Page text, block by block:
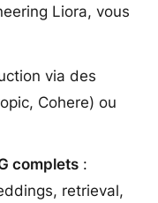
Liora, vous
via des
Cohere) ou
complets :
retrieval,